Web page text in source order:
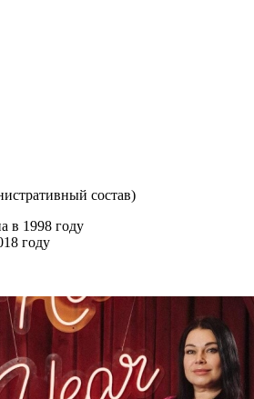
состав)
в 1998 году
году